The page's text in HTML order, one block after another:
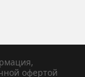
офертой